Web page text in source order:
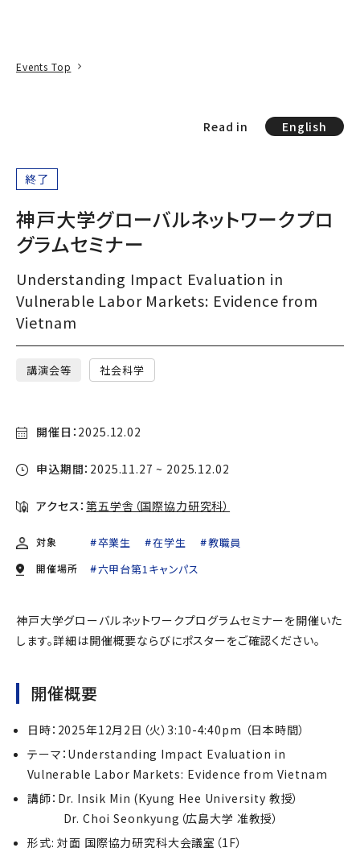
Events Top
Read in English
終了
神戸大学グローバルネットワークプロ
グラムセミナー
Understanding Impact Evaluation in
Vulnerable Labor Markets: Evidence from
Vietnam
講演会等 社会科学
開催日： 2025.12.02
申込期間： 2025.11.27 ~ 2025.12.02
アクセス：第五学舎（国際協力研究科）
対象 卒業生 在学生 教職員
開催場所 六甲台第1キャンパス
神戸大学グローバルネットワークプログラムセミナーを開催いた
します。詳細は開催概要ならびにポスターをご確認ください。
開催概要
日時：2025年12月2日（火）3:10-4:40pm （日本時間）
テーマ：Understanding Impact Evaluation in
Vulnerable Labor Markets: Evidence from Vietnam
講師：Dr. Insik Min (Kyung Hee University 教授）
Dr. Choi Seonkyung（広島大学 准教授）
形式: 対面 国際協力研究科大会議室（1F）